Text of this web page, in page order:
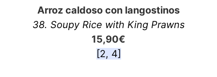
Arroz caldoso con langostinos
38. Soupy Rice with King Prawns
15,90€
[2, 4]